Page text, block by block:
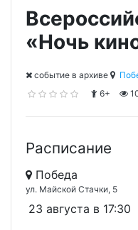
«Ночь
cобытие в архиве
6+
Расписание
Победа
ул. Майской Стачки, 5
23 августа в 17:30